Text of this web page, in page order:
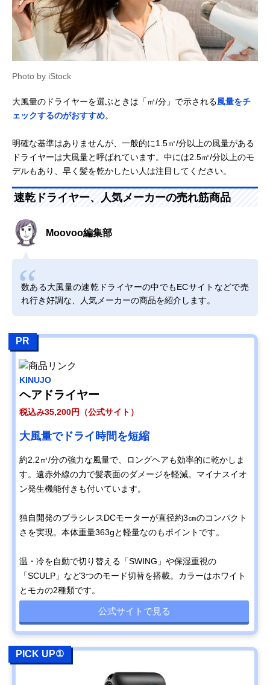
Photo by iStock
大風量のドライヤーを選ぶときは「㎥/分」で示される風量をチ
ェックするのがおすすめ。
明確な基準はありませんが、一般的に1.5㎥/分以上の風量がある
ドライヤーは大風量と呼ばれています。中には2.5㎥/分以上のモ
デルもあり、早く髪を乾かしたい人は注目してください。
速乾ドライヤー、人気メーカーの売れ筋商品
Moovoo編集部
数ある大風量の速乾ドライヤーの中でもECサイトなどで売
れ行き好調な、人気メーカーの商品を紹介します。
PR
KINUJO
ヘアドライヤー
税込み35,200円（公式サイト）
大風量でドライ時間を短縮
約2.2㎥/分の強力な風量で、ロングヘアも効率的に乾かしま
す。遠赤外線の力で髪表面のダメージを軽減。マイナスイオ
ン発生機能付きも付いています。
独自開発のブラシレスDCモーターが直径約3㎝のコンパクト
さを実現。本体重量363gと軽量なのもポイントです。
温・冷を自動で切り替える「SWING」や保湿重視の
「SCULP」など3つのモード切替を搭載。カラーはホワイト
とモカの2種類です。
公式サイトで見る
PICK UP①